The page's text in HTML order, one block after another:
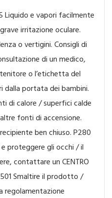
Liquido e vapori facilmente
irritazione oculare.
o vertigini. Consigli di
di un medico,
o l’etichetta del
dalla portata dei bambini.
di calore / superfici calde
fonti di accensione.
ben chiuso. P280
proteggere gli occhi / il
contattare un CENTRO
Smaltire il prodotto /
regolamentazione